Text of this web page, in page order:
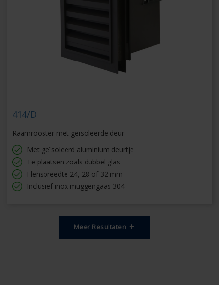
414/D
Raamrooster met geïsoleerde deur
Met geïsoleerd aluminium deurtje
Te plaatsen zoals dubbel glas
Flensbreedte 24, 28 of 32 mm
Inclusief inox muggengaas 304
Meer Resultaten